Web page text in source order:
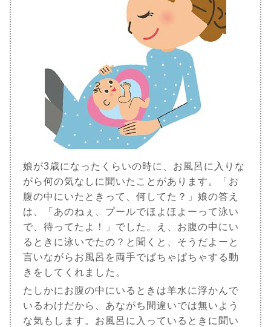
娘が3歳になったくらいの時に、お風呂に入りな
がら何の気なしに聞いたことがあります。「お
腹の中にいたときって、何してた？」娘の答え
は、「あのねぇ、プールでほよほよーって泳い
で、待ってたよ！」でした。え、お腹の中にい
るときに泳いでたの？と聞くと、そうだよーと
言いながらお風呂を両手でぱちゃぱちゃする動
きをしてくれました。
たしかにお腹の中にいるときは羊水に浮かんで
いるわけだから、あながち間違いでは無いよう
な気もします。お風呂に入っているときに聞い